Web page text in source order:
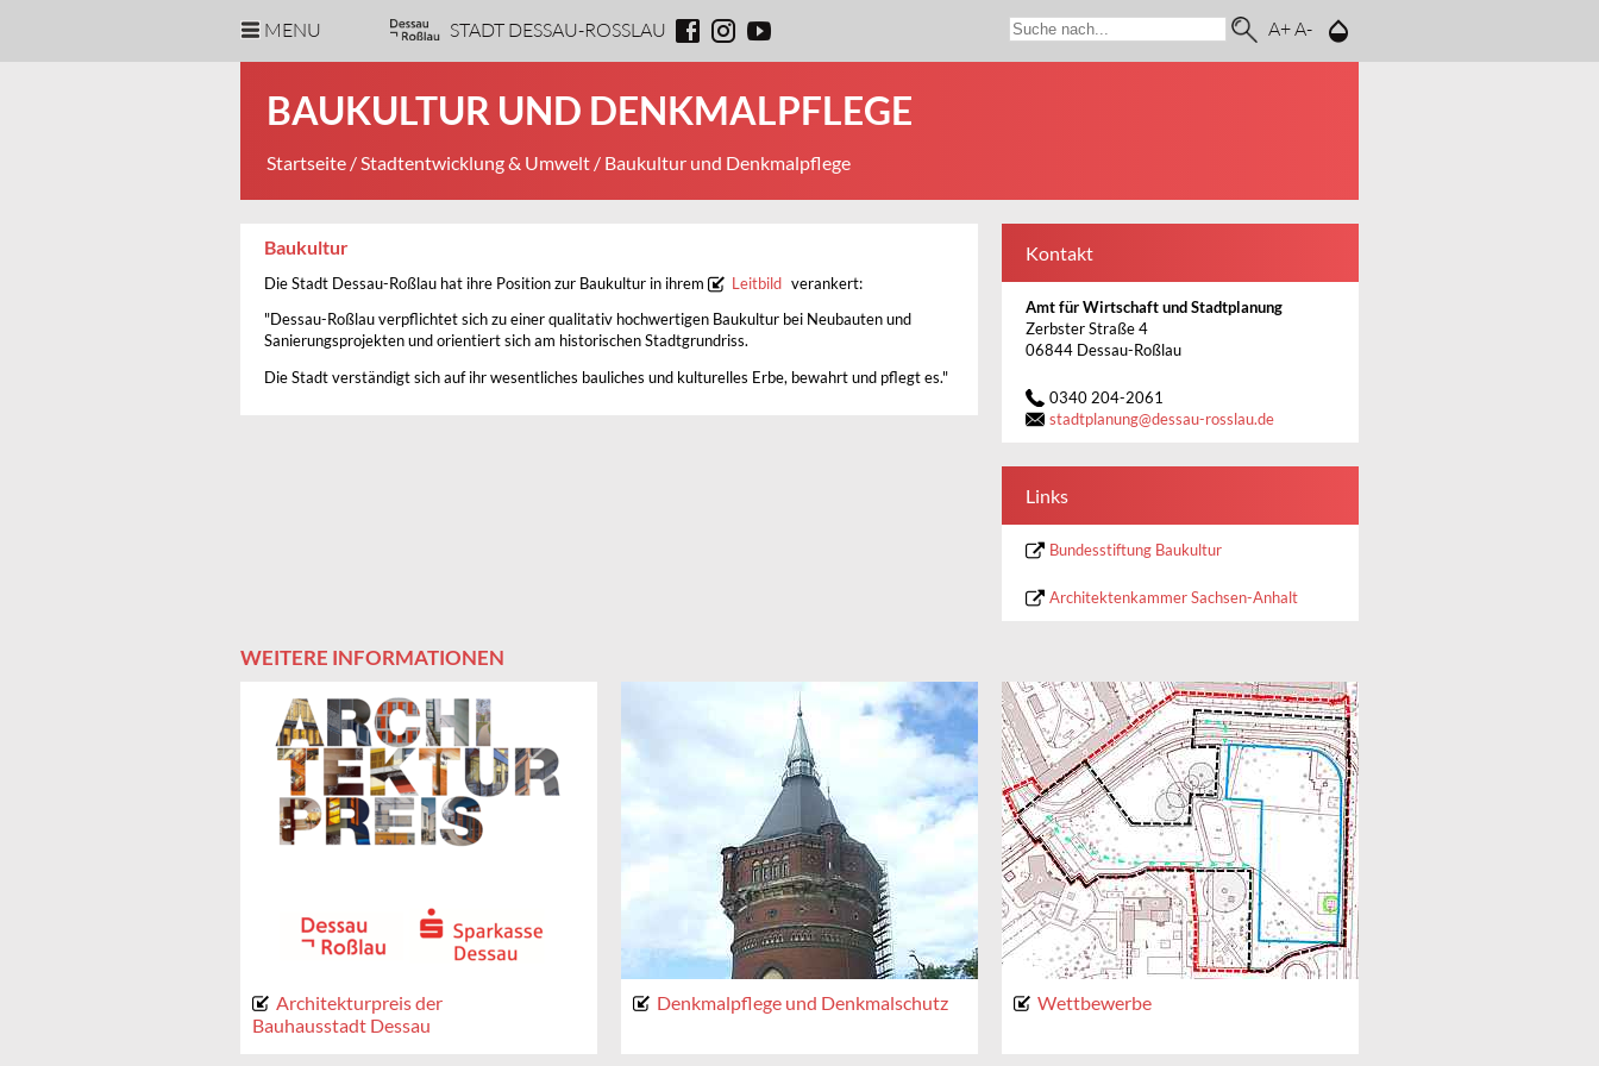
MENU STADT DESSAU-ROSSLAU A+A-
BAUKULTUR UND DENKMALPFLEGE
Startseite /Stadtentwicklung & Umwelt / Baukultur und Denkmalpflege
Baukultur
Die Stadt Dessau-Roßlau hat ihre Position zur Baukultur in ihrem Leitbild verankert:
"Dessau-Roßlau verpflichtet sich zu einer qualitativ hochwertigen Baukultur bei Neubauten und
Sanierungsprojekten und orientiert sich am historischen Stadtgrundriss.
Die Stadt verständigt sich auf ihr wesentliches bauliches und kulturelles Erbe, bewahrt und pflegt es."
Kontakt
Amt für Wirtschaft und Stadtplanung
Zerbster Straße 4
06844 Dessau-Roßlau
0340 204-2061
stadtplanung@dessau-rosslau.de
Links
Bundesstiftung Baukultur
Architektenkammer Sachsen-Anhalt
WEITERE INFORMATIONEN
Architekturpreis der
Bauhausstadt Dessau
Denkmalpflege und Denkmalschutz Wettbewerbe